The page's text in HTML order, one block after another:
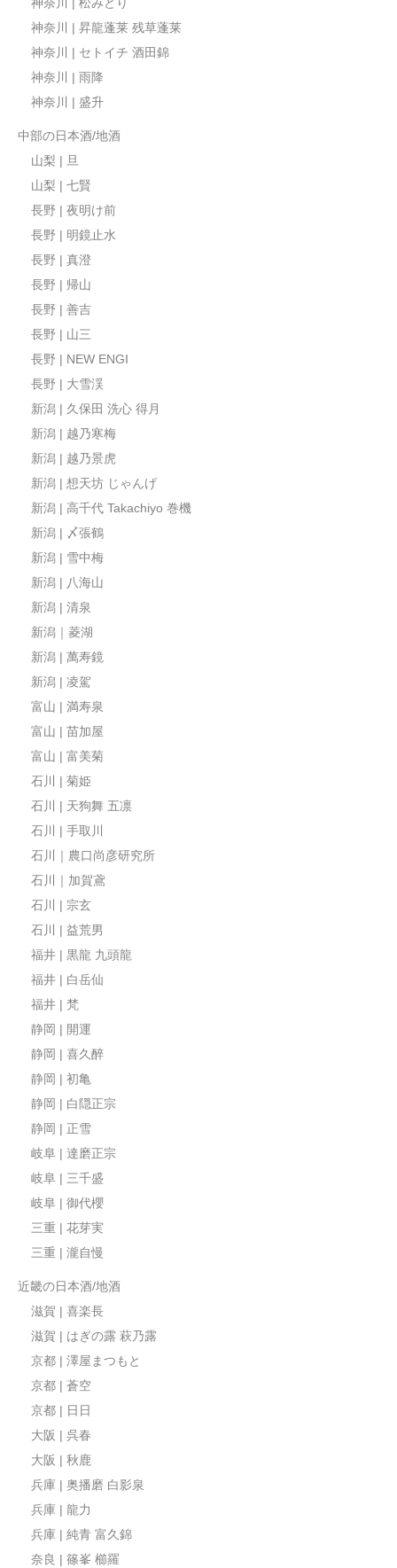
神奈川 | 松みどり
神奈川 | 昇龍蓬莱 残草蓬莱
神奈川 | セトイチ 酒田錦
神奈川 | 雨降
神奈川 | 盛升
中部の日本酒/地酒
山梨 | 旦
山梨 | 七賢
長野 | 夜明け前
長野 | 明鏡止水
長野 | 真澄
長野 | 帰山
長野 | 善吉
長野 | 山三
長野 | NEW ENGI
長野 | 大雪渓
新潟 | 久保田 洗心 得月
新潟 | 越乃寒梅
新潟 | 越乃景虎
新潟 | 想天坊 じゃんげ
新潟 | 高千代 Takachiyo 巻機
新潟 | 〆張鶴
新潟 | 雪中梅
新潟 | 八海山
新潟 | 清泉
新潟｜菱湖
新潟 | 萬寿鏡
新潟 | 凌駕
富山 | 満寿泉
富山 | 苗加屋
富山 | 富美菊
石川 | 菊姫
石川 | 天狗舞 五凛
石川 | 手取川
石川｜農口尚彦研究所
石川｜加賀鳶
石川 | 宗玄
石川 | 益荒男
福井 | 黒龍 九頭龍
福井 | 白岳仙
福井 | 梵
静岡 | 開運
静岡 | 喜久醉
静岡 | 初亀
静岡 | 白隠正宗
静岡 | 正雪
岐阜 | 達磨正宗
岐阜 | 三千盛
岐阜 | 御代櫻
三重 | 花芽実
三重 | 瀧自慢
近畿の日本酒/地酒
滋賀 | 喜楽長
滋賀 | はぎの露 萩乃露
京都 | 澤屋まつもと
京都 | 蒼空
京都 | 日日
大阪 | 呉春
大阪 | 秋鹿
兵庫 | 奥播磨 白影泉
兵庫 | 龍力
兵庫 | 純青 富久錦
奈良 | 篠峯 櫛羅